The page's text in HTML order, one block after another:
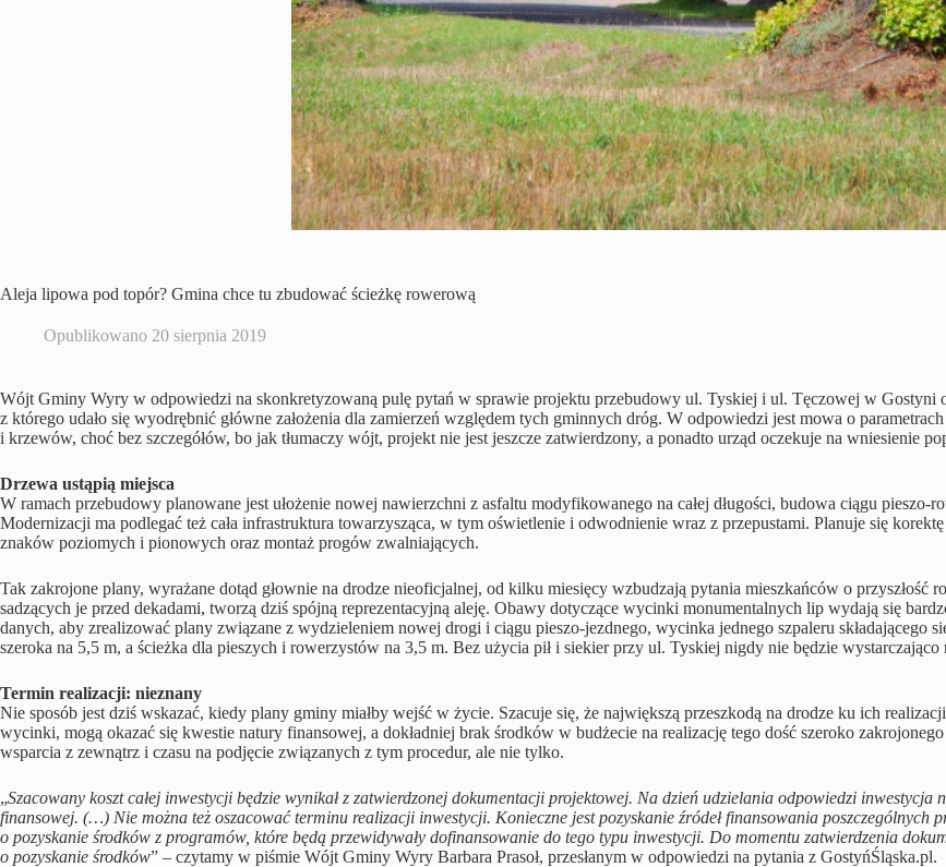
Aleja lipowa pod topór? Gmina chce tu zbudować ścieżkę rowerową
Opublikowano 20 sierpnia 2019
Wójt Gminy Wyry w odpowiedzi na skonkretyzowaną pulę pytań w sprawie projektu przebudowy ul. Tyskiej i ul. Tęczowej w Gostyni
z którego udało się wyodrębnić główne założenia dla zamierzeń względem tych gminnych dróg. W odpowiedzi jest mowa o
i krzewów, choć bez szczegółów, bo jak tłumaczy wójt, projekt nie jest jeszcze zatwierdzony, a ponadto urząd oczekuje na wniesienie
Drzewa ustąpią miejsca
W ramach przebudowy planowane jest ułożenie nowej nawierzchni z asfaltu modyfikowanego na całej długości, budowa ciągu
Modernizacji ma podlegać też cała infrastruktura towarzysząca, w tym oświetlenie i odwodnienie wraz z przepustami. Planuje się
znaków poziomych i pionowych oraz montaż progów zwalniających.
Tak zakrojone plany, wyrażane dotąd głownie na drodze nieoficjalnej, od kilku miesięcy wzbudzają pytania mieszkańców o przyszłość
sadzących je przed dekadami, tworzą dziś spójną reprezentacyjną aleję. Obawy dotyczące wycinki monumentalnych lip wydają się
danych, aby zrealizować plany związane z wydzieleniem nowej drogi i ciągu pieszo-jezdnego, wycinka jednego szpaleru składającego
szeroka na 5,5 m, a ścieżka dla pieszych i rowerzystów na 3,5 m. Bez użycia pił i siekier przy ul. Tyskiej nigdy nie będzie
Termin realizacji: nieznany
Nie sposób jest dziś wskazać, kiedy plany gminy miałby wejść w życie. Szacuje się, że największą przeszkodą na drodze ku ich
wycinki, mogą okazać się kwestie natury finansowej, a dokładniej brak środków w budżecie na realizację tego dość szeroko
wsparcia z zewnątrz i czasu na podjęcie związanych z tym procedur, ale nie tylko.
„Szacowany koszt całej inwestycji będzie wynikał z zatwierdzonej dokumentacji projektowej. Na dzień udzielania odpowiedzi
finansowej. (…) Nie można też oszacować terminu realizacji inwestycji. Konieczne jest pozyskanie źródeł finansowania poszczególnych
o pozyskanie środków z programów, które będą przewidywały dofinansowanie do tego typu inwestycji. Do momentu zatwierdzenia
o pozyskanie środków” – czytamy w piśmie Wójt Gminy Wyry Barbara Prasoł, przesłanym w odpowiedzi na pytania z GostyńŚląska.pl.